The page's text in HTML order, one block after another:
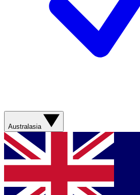
Australasia